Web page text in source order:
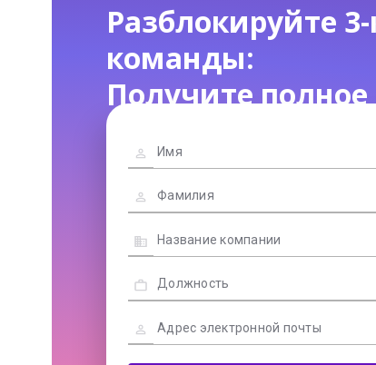
Разблокируйте
команды:
Получите